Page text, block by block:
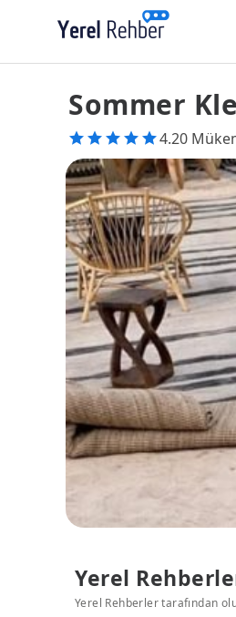
Sommer
4.20
Yerel
Yerel Rehberler tarafından